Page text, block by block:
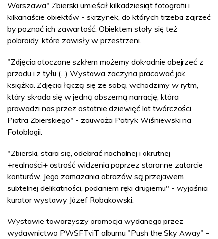
Warszawa" Zbierski umieścił kilkadziesiąt fotografii i
kilkanaście obiektów - skrzynek, do których trzeba zajrzeć
by poznać ich zawartość. Obiektem stały się też
polaroidy, które zawisły w przestrzeni.
"Zdjęcia otoczone szkłem możemy dokładnie obejrzeć z
przodu i z tyłu (...) Wystawa zaczyna pracować jak
książka. Zdjęcia łączą się ze sobą, wchodzimy w rytm,
który składa się w jedną obszerną narrację, która
prowadzi nas przez ostatnie dziewięć lat twórczości
Piotra Zbierskiego" - zauważa Patryk Wiśniewski na
Fotoblogii.
"Zbierski, stara się, odebrać nachalnej i okrutnej
+realności+ ostrość widzenia poprzez staranne zatarcie
konturów. Jego zamazania obrazów są przejawem
subtelnej delikatności, podaniem ręki drugiemu" - wyjaśnia
kurator wystawy Józef Robakowski.
Wystawie towarzyszy promocja wydanego przez
wydawnictwo PWSFTviT albumu "Push the Sky Away" -